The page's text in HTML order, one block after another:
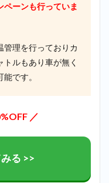
ーンも行っていま
管理を行っておりカ
ルもあり車が無く
です。
／
る >>